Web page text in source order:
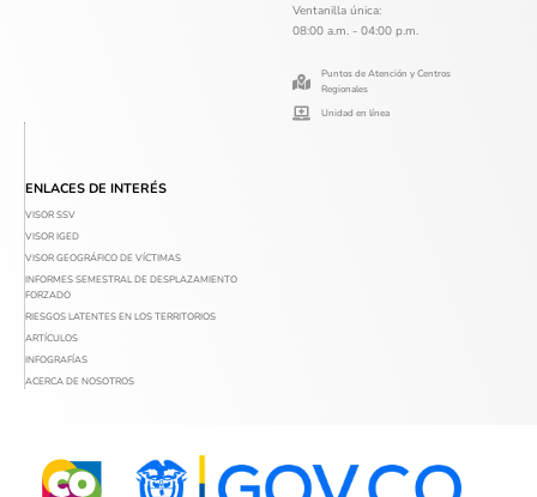
Ventanilla única:
08:00 a.m. - 04:00 p.m.
Puntos de Atención y Centros
Regionales
Unidad en línea
ENLACES DE INTERÉS
VISOR SSV
VISOR IGED
VISOR GEOGRÁFICO DE VÍCTIMAS
INFORMES SEMESTRAL DE DESPLAZAMIENTO
FORZADO
RIESGOS LATENTES EN LOS TERRITORIOS
ARTÍCULOS
INFOGRAFÍAS
ACERCA DE NOSOTROS